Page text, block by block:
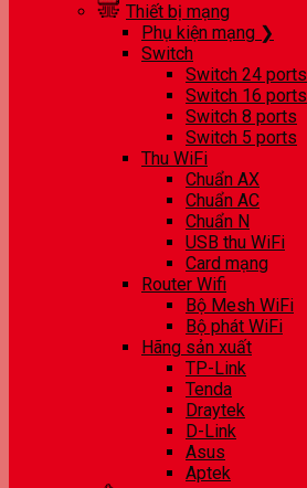
Thiết bị mạng
Phụ kiện mạng ❯
Switch
Switch 24 ports
Switch 16 ports
Switch 8 ports
Switch 5 ports
Thu WiFi
Chuẩn AX
Chuẩn AC
Chuẩn N
USB thu WiFi
Card mạng
Router Wifi
Bộ Mesh WiFi
Bộ phát WiFi
Hãng sản xuất
TP-Link
Tenda
Draytek
D-Link
Asus
Aptek